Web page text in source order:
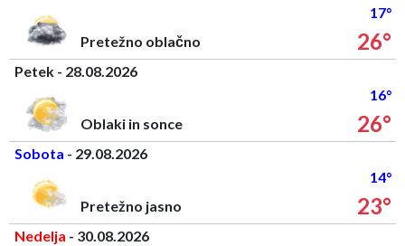
17°
Pretežno oblačno
26°
Petek - 28.08.2026
16°
Oblaki in sonce
26°
Sobota - 29.08.2026
14°
Pretežno jasno
23°
Nedelja - 30.08.2026